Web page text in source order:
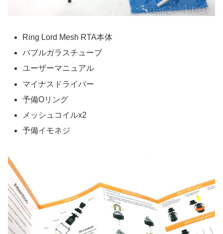
Ring Lord Mesh RTA本体
バブルガラスチューブ
ユーザーマニュアル
マイナスドライバー
予備Oリング
メッシュコイルx2
予備イモネジ